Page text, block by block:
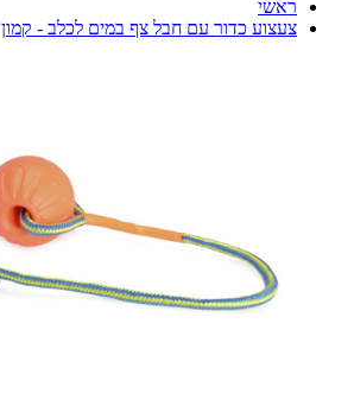
ראשי
צעצוע כדור עם חבל צף במים לכלב - קמון